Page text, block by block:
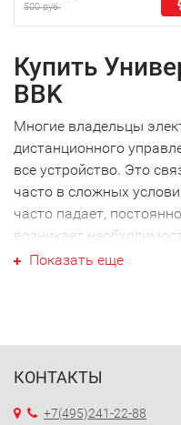
500 руб.
Купить
BBK
Многие владельцы
дистанционного
все устройство. Это
часто в сложных
часто падает,
возникает
Ваш
этой марки. Перед тем
BBK, необходимо точно
Показать еще
КОНТАКТЫ
+7(495)241-22-88